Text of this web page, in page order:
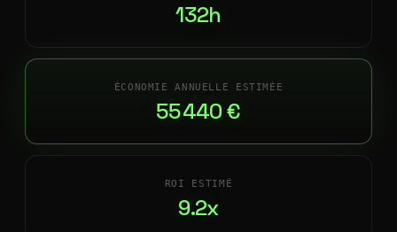
132h
ÉCONOMIE ANNUELLE ESTIMÉE
55 440 €
ROI ESTIMÉ
9.2x